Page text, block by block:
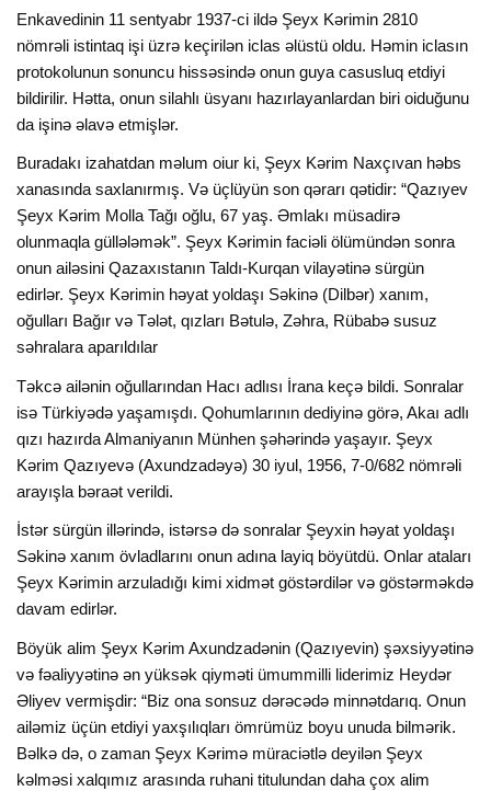
Enkavedinin 11 sentyabr 1937-ci ildə Şeyx Kərimin 2810
nömrəli istintaq işi üzrə keçirilən iclas əlüstü oldu. Həmin iclasın
protokolunun sonuncu hissəsində onun guya casusluq etdiyi
bildirilir. Hətta, onun silahlı üsyanı hazırlayanlardan biri oiduğunu
da işinə əlavə etmişlər.
Buradakı izahatdan məlum oiur ki, Şeyx Kərim Naxçıvan həbs
xanasında saxlanırmış. Və üçlüyün son qərarı qətidir: “Qazıyev
Şeyx Kərim Molla Tağı oğlu, 67 yaş. Əmlakı müsadirə
olunmaqla güllələmək”. Şeyx Kərimin faciəli ölümündən sonra
onun ailəsini Qazaxıstanın Taldı-Kurqan vilayətinə sürgün
edirlər. Şeyx Kərimin həyat yoldaşı Səkinə (Dilbər) xanım,
oğulları Bağır və Tələt, qızları Bətulə, Zəhra, Rübabə susuz
səhralara aparıldılar
Təkcə ailənin oğullarından Hacı adlısı İrana keçə bildi. Sonralar
isə Türkiyədə yaşamışdı. Qohumlarının dediyinə görə, Akaı adlı
qızı hazırda Almaniyanın Münhen şəhərində yaşayır. Şeyx
Kərim Qazıyevə (Axundzadəyə) 30 iyul, 1956, 7-0/682 nömrəli
arayışla bəraət verildi.
İstər sürgün illərində, istərsə də sonralar Şeyxin həyat yoldaşı
Səkinə xanım övladlarını onun adına layiq böyütdü. Onlar ataları
Şeyx Kərimin arzuladığı kimi xidmət göstərdilər və göstərməkdə
davam edirlər.
Böyük alim Şeyx Kərim Axundzadənin (Qazıyevin) şəxsiyyətinə
və fəaliyyətinə ən yüksək qiyməti ümummilli liderimiz Heydər
Əliyev vermişdir: “Biz ona sonsuz dərəcədə minnətdarıq. Onun
ailəmiz üçün etdiyi yaxşılıqları ömrümüz boyu unuda bilmərik.
Bəlkə də, o zaman Şeyx Kərimə müraciətlə deyilən Şeyx
kəlməsi xalqımız arasında ruhani titulundan daha çox alim